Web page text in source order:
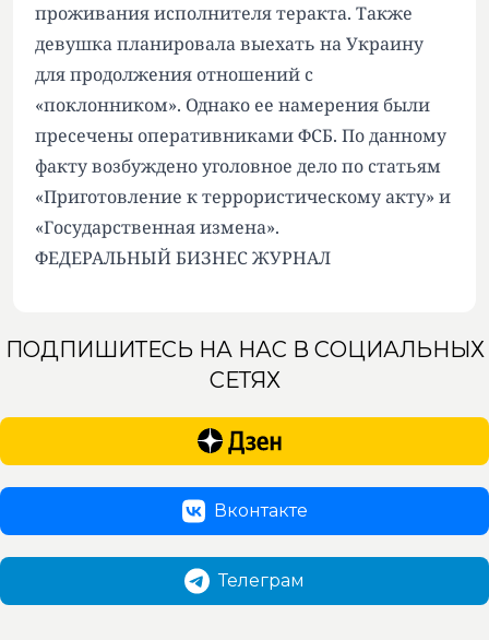
проживания исполнителя теракта. Также
девушка планировала выехать на Украину
для продолжения отношений с
«поклонником». Однако ее намерения были
пресечены оперативниками ФСБ. По данному
факту возбуждено уголовное дело по статьям
«Приготовление к террористическому акту» и
«Государственная измена».
ФЕДЕРАЛЬНЫЙ БИЗНЕС ЖУРНАЛ
ПОДПИШИТЕСЬ НА НАС В СОЦИАЛЬНЫХ
СЕТЯХ
Вконтакте
Телеграм